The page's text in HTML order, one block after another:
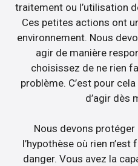
traitement ou l’utilisation
Ces petites actions ont
environnement. Nous
agir de manière
choisissez de ne rien
problème. C’est pour
d’agir dès
Nous devons protéger
l’hypothèse où rien
danger. Vous avez la